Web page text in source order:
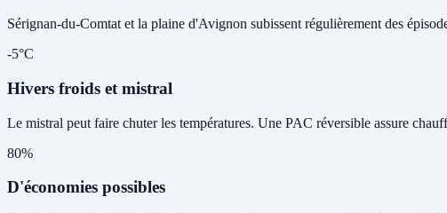
Sérignan-du-Comtat et la plaine d'Avignon subissent régulièrement des
-5°C
Hivers froids et mistral
Le mistral peut faire chuter les températures. Une PAC réversible assure
80%
D'économies possibles